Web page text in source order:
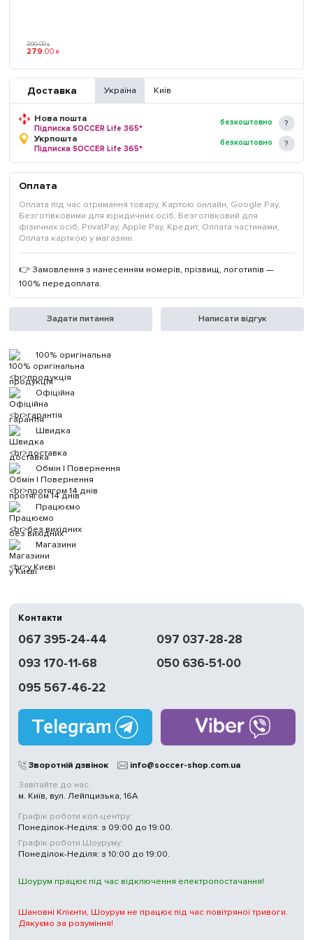
390.00 ₴
279.00 ₴
Доставка Україна Київ
Нова пошта
Підписка SOCCER Life 365*
безкоштовно
Укрпошта
Підписка SOCCER Life 365*
безкоштовно
Оплата
Оплата під час отримання товару, Картою онлайн, Google Pay,
Безготівковими для юридичних осіб, Безготівковий для
фізичних осіб, PrivatPay, Apple Pay, Кредит, Оплата частинами,
Оплата карткою у магазині.
👉 Замовлення з нанесенням номерів, прізвищ, логотипів —
100% передоплата.
Задати питання Написати відгук
100% оригінальна
продукція
Офіційна
гарантія
Швидка
доставка
Обмін | Повернення
протягом 14 днів
Працюємо
без вихідних
Магазини
у Києві
Контакти
067 395-24-44
097 037-28-28
093 170-11-68
050 636-51-00
095 567-46-22
Зворотній дзвінок
info@soccer-shop.com.ua
Завітайте до нас:
м. Київ, вул. Лейпцизька, 16А
Графік роботи кол-центру:
Понеділок-Неділя: з 09:00 до 19:00.
Графік роботи Шоуруму:
Понеділок-Неділя: з 10:00 до 19:00.
Шоурум працює під час відключення електропостачання!
Шановні Клієнти, Шоурум не працює під час повітряної тривоги.
Дякуємо за розуміння!